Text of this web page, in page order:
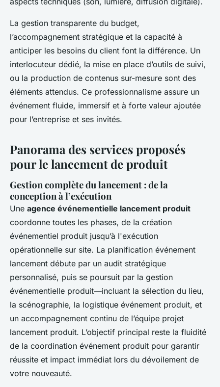
La gestion transparente du budget,
l’accompagnement stratégique et la capacité à
anticiper les besoins du client font la différence. Un
interlocuteur dédié, la mise en place d’outils de suivi,
ou la production de contenus sur-mesure sont des
éléments attendus. Ce professionnalisme assure un
événement fluide, immersif et à forte valeur ajoutée
pour l’entreprise et ses invités.
Panorama des services proposés
pour le lancement de produit
Gestion complète du lancement : de la
conception à l’exécution
Une agence événementielle lancement produit
coordonne toutes les phases, de la création
événementiel produit jusqu’à l'exécution
opérationnelle sur site. La planification événement
lancement débute par un audit stratégique
personnalisé, puis se poursuit par la gestion
événementielle produit—incluant la sélection du lieu,
la scénographie, la logistique événement produit, et
un accompagnement continu de l’équipe projet
lancement produit. L’objectif principal reste la fluidité
de la coordination événement produit pour garantir
réussite et impact immédiat lors du dévoilement de
votre nouveauté.